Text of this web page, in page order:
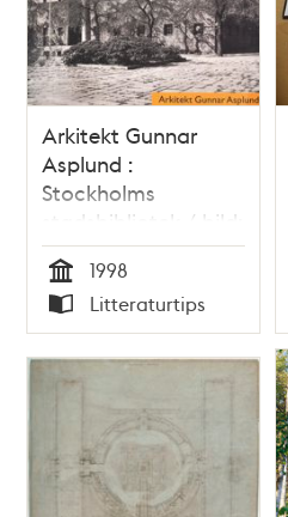
Arkitekt Gunnar
Asplund :
Stockholms
stadsbibliotek / bild:
Max Plunger ; text:
Karin Winter
Tid
1998
Typ
Litteraturtips